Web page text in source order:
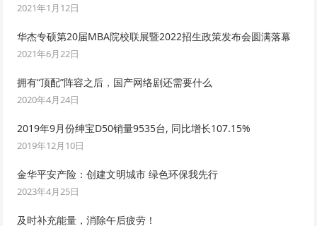
2021年1月12日
华杰专硕第20届MBA院校联展暨2022招生政策发布会圆满落幕
2021年6月22日
拥有“顶配”阵容之后，国产网络剧还需要什么
2020年4月24日
2019年9月份绅宝D50销量9535台, 同比增长107.15%
2019年12月10日
金华平安产险：创建文明城市 绿色环保我先行
2023年4月25日
及时补充能量，消除午后疲劳！